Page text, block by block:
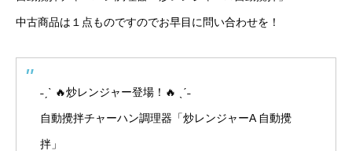
中古商品は１点ものですのでお早目に問い合わせを！
˗ˏˋ 🔥炒レンジャー登場！🔥 ˎˊ˗
自動攪拌チャーハン調理器「炒レンジャーA 自動攪
拌」